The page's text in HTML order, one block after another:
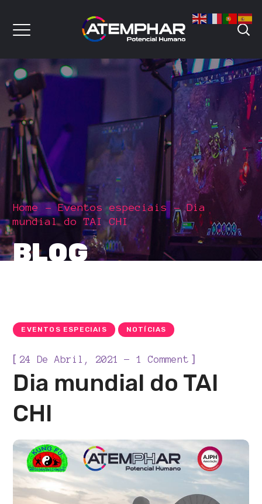
Home Eventos especiais
Dia
mundial do TAI CHI
BLOG
EVENTOS ESPECIAIS NOTÍCIAS
[ 24 De Abril, 2021 1 Comment ]
Dia mundial do TAI
CHI